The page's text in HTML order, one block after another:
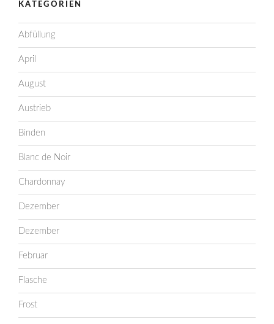
KATEGORIEN
Abfüllung
April
August
Austrieb
Binden
Blanc de Noir
Chardonnay
Dezember
Dezember
Februar
Flasche
Frost